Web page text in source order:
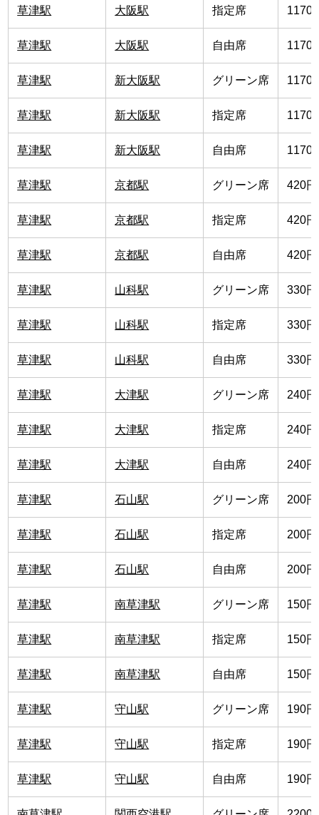
草津駅 大阪駅 指定席 1170
草津駅 大阪駅 自由席 1170
草津駅 新大阪駅 グリーン席 1170
草津駅 新大阪駅 指定席 1170
草津駅 新大阪駅 自由席 1170
草津駅 京都駅 グリーン席 420円
草津駅 京都駅 指定席 420円
草津駅 京都駅 自由席 420円
草津駅 山科駅 グリーン席 330円
草津駅 山科駅 指定席 330円
草津駅 山科駅 自由席 330円
草津駅 大津駅 グリーン席 240円
草津駅 大津駅 指定席 240円
草津駅 大津駅 自由席 240円
草津駅 石山駅 グリーン席 200円
草津駅 石山駅 指定席 200円
草津駅 石山駅 自由席 200円
草津駅 南草津駅 グリーン席 150円
草津駅 南草津駅 指定席 150円
草津駅 南草津駅 自由席 150円
草津駅 守山駅 グリーン席 190円
草津駅 守山駅 指定席 190円
草津駅 守山駅 自由席 190円